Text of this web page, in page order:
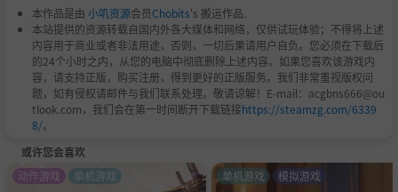
本作品是由 小叽资源会员Chobits's 搬运作品.
本站提供的资源转载自国内外各大媒体和网络，仅供试玩体验；不得将上述
内容用于商业或者非法用途，否则，一切后果请用户自负。您必须在下载后
的24个小时之内，从您的电脑中彻底删除上述内容。如果您喜欢该游戏内
容，请支持正版，购买注册，得到更好的正版服务。我们非常重视版权问
题，如有侵权请邮件与我们联系处理。敬请谅解！E-mail：acgbns666@ou
tlook.com，我们会在第一时间断开下载链接https://steamzg.com/6339
8/。
或许您会喜欢
动作游戏 单机游戏 单机游戏 模拟游戏